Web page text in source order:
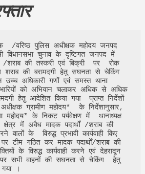
विधानसभा चुनाव के दृष्टिगत जनपद में
/शराब की तस्करी एवं बिक्री  पर  रोक
की बरामदगी हेतु सघनता से चेकिंग
अधिकारी गणों एवं समस्त थाना
को अभियान चलाकर अधिक से अधिक
हेतु आदेशित किया गया  प्राप्त निर्देशों
ग्रामीण महोदय*  के निर्देशानुसार,
महोदय* के निकट पर्यवेक्षण में  थानाध्यक्ष
क्षेत्र में अवैध मादक पदार्थों /शराब की
वालों के  विरुद्ध प्रभावी कार्यवाही किए
टीम गठित कर मादक पदार्थों/शराब की
के विरुद्ध कार्यवाही करने एवं देहरादून
पर सभी वाहनों की सघनता से चेकिंग  हेतु
गया ।